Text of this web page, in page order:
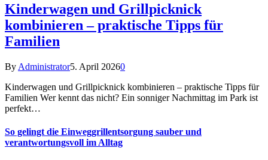
Kinderwagen und Grillpicknick
kombinieren – praktische Tipps für
Familien
By Administrator5. April 20260
Kinderwagen und Grillpicknick kombinieren – praktische Tipps für
Familien Wer kennt das nicht? Ein sonniger Nachmittag im Park ist
perfekt…
So gelingt die Einweggrillentsorgung sauber und
verantwortungsvoll im Alltag